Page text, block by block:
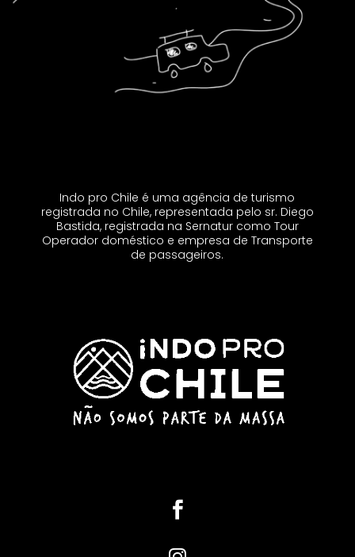
Indo pro Chile é uma agência de turismo
registrada no Chile, representada pelo sr. Diego
Bastida, registrada na Sernatur como Tour
Operador doméstico e empresa de Transporte
de passageiros.
